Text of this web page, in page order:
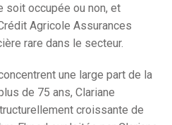
soit occupée ou non, et
Agricole Assurances
rare dans le secteur.
une large part de la
de 75 ans, Clariane
croissante de